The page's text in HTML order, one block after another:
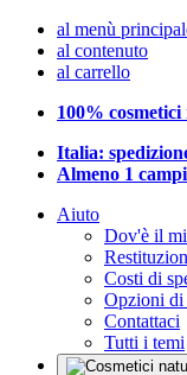
al menù
al contenuto
al carrello
100%
Italia:
Almeno 1
Aiuto
Dov'è il
Costi di
Opzioni di
Contattaci
Tutti i temi